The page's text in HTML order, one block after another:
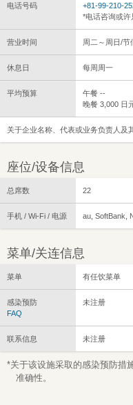
电话号码
+81-99-210-
*电话咨询或许
营业时间 周二～周日/节
休息日 每周周一
平均预算
午餐 --
晚餐 3,000 日
关于企业名称、代表或业务负责人及
座位/设备信息
总席数 22
手机 / Wi-Fi / 电源 au, SoftBank,
菜单/关连信息
菜单 有任饮菜单
感染预防
FAQ
未注册
联系信息 未注册
*关于该设施采取的感染预防措
准确性。